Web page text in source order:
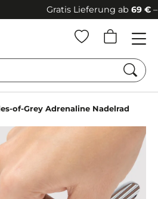
Gratis Lieferung ab 69 €–
of-Grey Adrenaline Nadelrad